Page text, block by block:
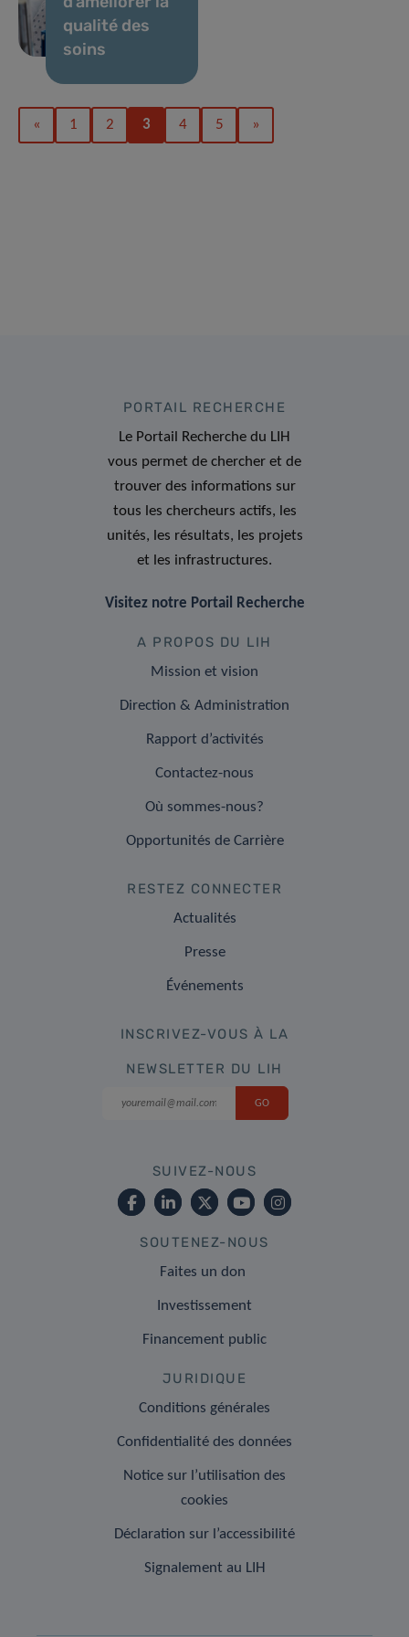
qualité des
soins
« 1 2 3 4 5 »
PORTAIL RECHERCHE
Le Portail Recherche du LIH
vous permet de chercher et de
trouver des informations sur
tous les chercheurs actifs, les
unités, les résultats, les projets
et les infrastructures.
Visitez notre Portail Recherche
A PROPOS DU LIH
Mission et vision
Direction & Administration
Rapport d’activités
Contactez-nous
Où sommes-nous?
Opportunités de Carrière
RESTEZ CONNECTER
Actualités
Presse
Événements
INSCRIVEZ-VOUS À LA
NEWSLETTER DU LIH
SUIVEZ-NOUS
SOUTENEZ-NOUS
Faites un don
Investissement
Financement public
JURIDIQUE
Conditions générales
Confidentialité des données
Notice sur l’utilisation des
cookies
Déclaration sur l’accessibilité
Signalement au LIH